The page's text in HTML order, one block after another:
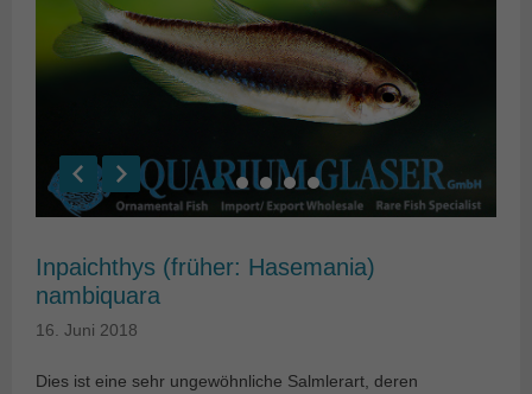
Inpaichthys (früher: Hasemania)
nambiquara
16. Juni 2018
Dies ist eine sehr ungewöhnliche Salmlerart, deren